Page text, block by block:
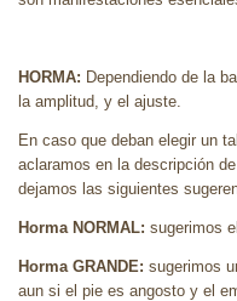
HORMA: Dependiendo de la
la amplitud, y el ajuste.
En caso que deban elegir un
aclaramos en la descripción
dejamos las siguientes
Horma NORMAL: sugerimos
Horma GRANDE: sugerimos
aun si el pie es angosto y el